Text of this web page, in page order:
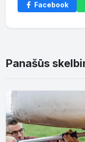
Facebook
Panašūs